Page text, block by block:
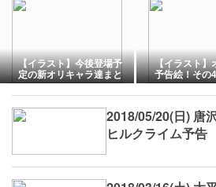
【イラスト】今後登場予
定の新オリキャラ達まと
め
【イラスト】
予告絵！その
2018/05/20(日) 唐
ヒルクライム予告